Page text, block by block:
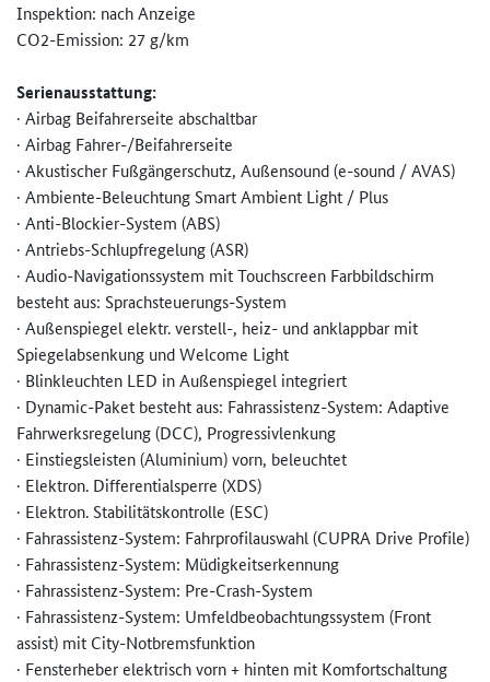
Inspektion: nach Anzeige
CO2-Emission: 27 g/km
Serienausstattung:
· Airbag Beifahrerseite abschaltbar
· Airbag Fahrer-/Beifahrerseite
· Akustischer Fußgängerschutz, Außensound (e-sound / AVAS)
· Ambiente-Beleuchtung Smart Ambient Light / Plus
· Anti-Blockier-System (ABS)
· Antriebs-Schlupfregelung (ASR)
· Audio-Navigationssystem mit Touchscreen Farbbildschirm
besteht aus: Sprachsteuerungs-System
· Außenspiegel elektr. verstell-, heiz- und anklappbar mit
Spiegelabsenkung und Welcome Light
· Blinkleuchten LED in Außenspiegel integriert
· Dynamic-Paket besteht aus: Fahrassistenz-System: Adaptive
Fahrwerksregelung (DCC), Progressivlenkung
· Einstiegsleisten (Aluminium) vorn, beleuchtet
· Elektron. Differentialsperre (XDS)
· Elektron. Stabilitätskontrolle (ESC)
· Fahrassistenz-System: Fahrprofilauswahl (CUPRA Drive Profile)
· Fahrassistenz-System: Müdigkeitserkennung
· Fahrassistenz-System: Pre-Crash-System
· Fahrassistenz-System: Umfeldbeobachtungssystem (Front
assist) mit City-Notbremsfunktion
· Fensterheber elektrisch vorn + hinten mit Komfortschaltung